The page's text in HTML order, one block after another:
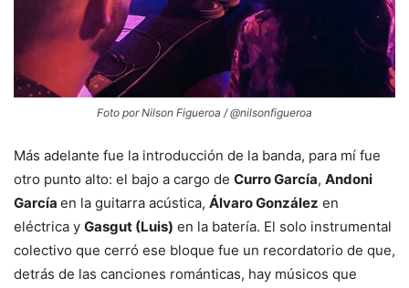
Foto por Nilson Figueroa / @nilsonfigueroa
Más adelante fue la introducción de la banda, para mí fue
otro punto alto: el bajo a cargo de Curro García, Andoni
García en la guitarra acústica, Álvaro González en
eléctrica y Gasgut (Luis) en la batería. El solo instrumental
colectivo que cerró ese bloque fue un recordatorio de que,
detrás de las canciones románticas, hay músicos que